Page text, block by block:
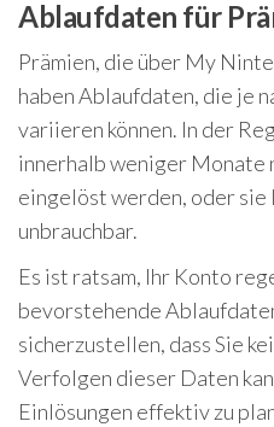
Ablaufdaten für
Prämien, die über My
haben Ablaufdaten, die je
variieren können. In der
innerhalb weniger Monate
eingelöst werden, oder sie
unbrauchbar.
Es ist ratsam, Ihr Konto
bevorstehende
sicherzustellen, dass Sie
Verfolgen dieser Daten
Einlösungen effektiv zu